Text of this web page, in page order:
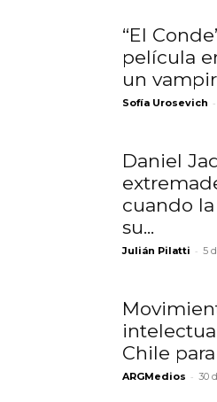
“El
película
un
Sofía Urosevich -
Daniel
cuando
su...
Julián Pilatti - 5
Chile
ARGMedios - 30